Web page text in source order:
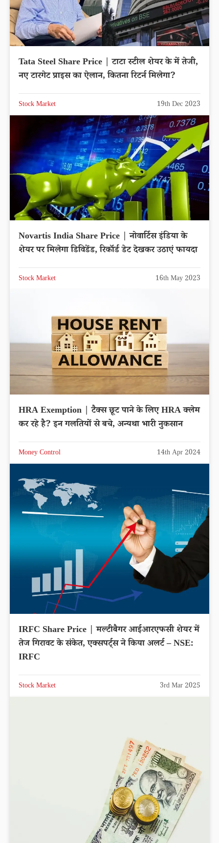
Tata Steel Share Price | टाटा स्टील शेयर के में तेजी,
नए टारगेट प्राइस का ऐलान, कितना रिटर्न मिलेगा?
Stock Market 19th Dec 2023
Novartis India Share Price | नोवार्टिस इंडिया के
शेयर पर मिलेगा डिविडेंड, रिकॉर्ड डेट देखकर उठाएं फायदा
Stock Market 16th May 2023
HRA Exemption | टैक्स छूट पाने के लिए HRA क्लेम
कर रहे है? इन गलतियों से बचे, अन्यथा भारी नुकसान
Money Control 14th Apr 2024
IRFC Share Price | मल्टीबैगर आईआरएफसी शेयर में
तेज गिरावट के संकेत, एक्सपर्ट्स ने किया अलर्ट – NSE:
IRFC
Stock Market 3rd Mar 2025